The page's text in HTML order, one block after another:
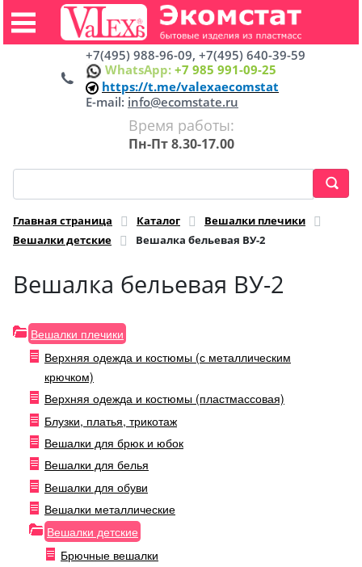
+7(495) 988-96-09, +7(495) 640-39-59
WhatsApp: +7 985 991-09-25
https://t.me/valexaecomstat
E-mail: info@ecomstate.ru
Время работы:
Пн-Пт 8.30-17.00
Главная страница Каталог
Вешалки плечики
Вешалки детские
Вешалка бельевая ВУ-2
Вешалка бельевая ВУ-2
Вешалки плечики
Верхняя одежда и костюмы (с металлическим
крючком)
Верхняя одежда и костюмы (пластмассовая)
Блузки, платья, трикотаж
Вешалки для брюк и юбок
Вешалки для белья
Вешалки для обуви
Вешалки металлические
Вешалки детские
Брючные вешалки